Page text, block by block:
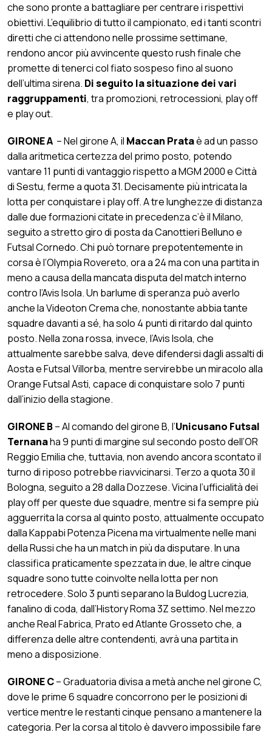
che sono pronte a battagliare per centrare i rispettivi
obiettivi. L’equilibrio di tutto il campionato, ed i tanti scontri
diretti che ci attendono nelle prossime settimane,
rendono ancor più avvincente questo rush finale che
promette di tenerci col fiato sospeso fino al suono
dell’ultima sirena. Di seguito la situazione dei vari
raggruppamenti, tra promozioni, retrocessioni, play off
e play out.
GIRONE A – Nel girone A, il Maccan Prataè ad un passo
dalla aritmetica certezza del primo posto, potendo
vantare 11 punti di vantaggio rispetto a MGM 2000 e Città
di Sestu, ferme a quota 31. Decisamente più intricata la
lotta per conquistare i play off. A tre lunghezze di distanza
dalle due formazioni citate in precedenza c’è il Milano,
seguito a stretto giro di posta da Canottieri Belluno e
Futsal Cornedo. Chi può tornare prepotentemente in
corsa è l’Olympia Rovereto, ora a 24 ma con una partita in
meno a causa della mancata disputa del match interno
contro l’Avis Isola. Un barlume di speranza può averlo
anche la Videoton Crema che, nonostante abbia tante
squadre davanti a sé, ha solo 4 punti di ritardo dal quinto
posto. Nella zona rossa, invece, l’Avis Isola, che
attualmente sarebbe salva, deve difendersi dagli assalti di
Aosta e Futsal Villorba, mentre servirebbe un miracolo alla
Orange Futsal Asti, capace di conquistare solo 7 punti
dall’inizio della stagione.
GIRONE B– Al comando del girone B, l’Unicusano Futsal
Ternanaha 9 punti di margine sul secondo posto dell’OR
Reggio Emilia che, tuttavia, non avendo ancora scontato il
turno di riposo potrebbe riavvicinarsi. Terzo a quota 30 il
Bologna, seguito a 28 dalla Dozzese. Vicina l’ufficialità dei
play off per queste due squadre, mentre si fa sempre più
agguerrita la corsa al quinto posto, attualmente occupato
dalla Kappabi Potenza Picena ma virtualmente nelle mani
della Russi che ha un match in più da disputare. In una
classifica praticamente spezzata in due, le altre cinque
squadre sono tutte coinvolte nella lotta per non
retrocedere. Solo 3 punti separano la Buldog Lucrezia,
fanalino di coda, dall’History Roma 3Z settimo. Nel mezzo
anche Real Fabrica, Prato ed Atlante Grosseto che, a
differenza delle altre contendenti, avrà una partita in
meno a disposizione.
GIRONE C– Graduatoria divisa a metà anche nel girone C,
dove le prime 6 squadre concorrono per le posizioni di
vertice mentre le restanti cinque pensano a mantenere la
categoria. Per la corsa al titolo è davvero impossibile fare